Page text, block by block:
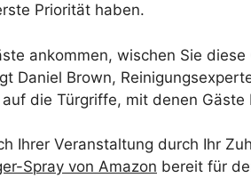
Priorität haben.
ankommen, wischen Sie
Daniel Brown,
die Türgriffe, mit denen Gäste
Ihrer Veranstaltung durch Ihr
Spray von Amazon bereit für